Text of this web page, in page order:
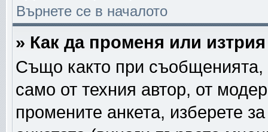
Върнете се в началото
» Как да променя или изтрия
Също както при съобщенията,
само от техния автор, от
промените анкета, изберете